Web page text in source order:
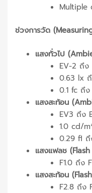
Multiple
ช่วงการวัด
แสงทั่วไป
EV-2 ถึง
0.63 lx
0.1 fc ถึ
แสงสะท้อน
EV3 ถึง
1.0 cd/
0.29 fl
แสงแฟลช
F1.0 ถึง
แสงสะท้อน
F2.8 ถึง